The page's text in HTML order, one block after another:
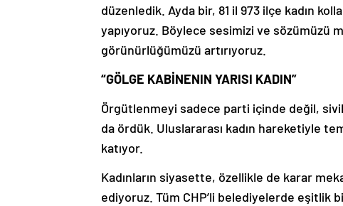
düzenledik. Ayda bir, 81 il 973 ilçe kadın
yapıyoruz. Böylece sesimizi ve sözümüzü
görünürlüğümüzü artırıyoruz.
“GÖLGE KABİNENIN YARISI KADIN”
Örgütlenmeyi sadece parti içinde değil,
da ördük. Uluslararası kadın hareketiyle
katıyor.
Kadınların siyasette, özellikle de karar
ediyoruz. Tüm CHP’li belediyelerde eşitlik